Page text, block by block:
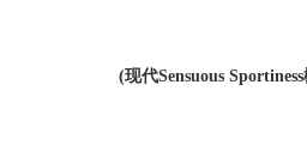
(现代Sensuous